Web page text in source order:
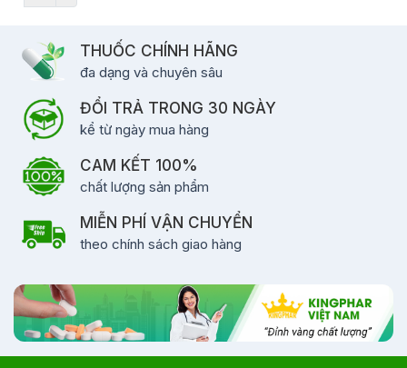
THUỐC CHÍNH HÃNG
đa dạng và chuyên sâu
ĐỔI TRẢ TRONG 30 NGÀY
kể từ ngày mua hàng
CAM KẾT 100%
chất lượng sản phẩm
MIỄN PHÍ VẬN CHUYỂN
theo chính sách giao hàng